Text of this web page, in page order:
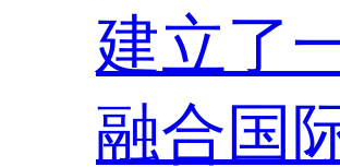
建立了
融合国